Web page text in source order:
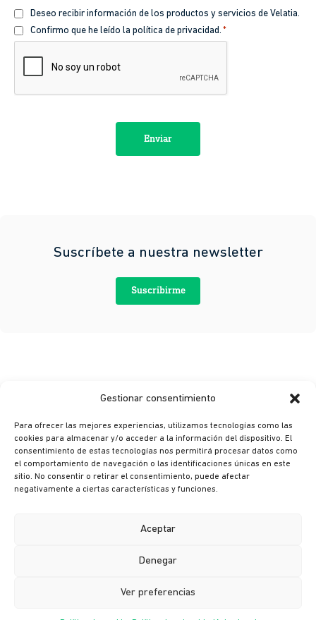
Gestionar consentimiento
Para ofrecer las mejores experiencias, utilizamos tecnologías como las
cookies para almacenar y/o acceder a la información del dispositivo. El
consentimiento de estas tecnologías nos permitirá procesar datos como
el comportamiento de navegación o las identificaciones únicas en este
sitio. No consentir o retirar el consentimiento, puede afectar
negativamente a ciertas características y funciones.
Aceptar
Denegar
Ver preferencias
Recibir
información
Deseo recibir información de los productos y servicios de Velatia.
Política
de
privacidad
Confirmo que he leído la política de privacidad. *
Suscríbete a nuestra newsletter
Suscribirme
© Ikusi 2026
Aviso legal
Política de cookies
Canal ético